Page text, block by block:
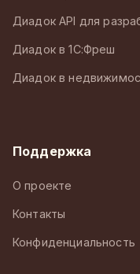
Диадок API для
Диадок в 1С:Фреш
Диадок в
Поддержка
О проекте
Контакты
Конфиденциальность